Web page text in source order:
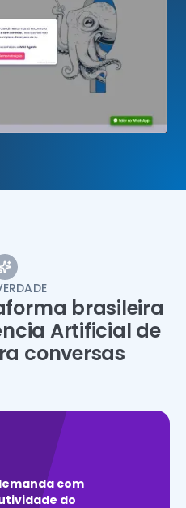
brasileira
Artificial de
conversas
com
do